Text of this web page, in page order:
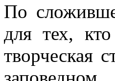
По
для тех, кто
творческая